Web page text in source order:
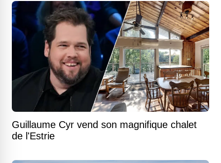
Guillaume Cyr vend son magnifique chalet
de l'Estrie